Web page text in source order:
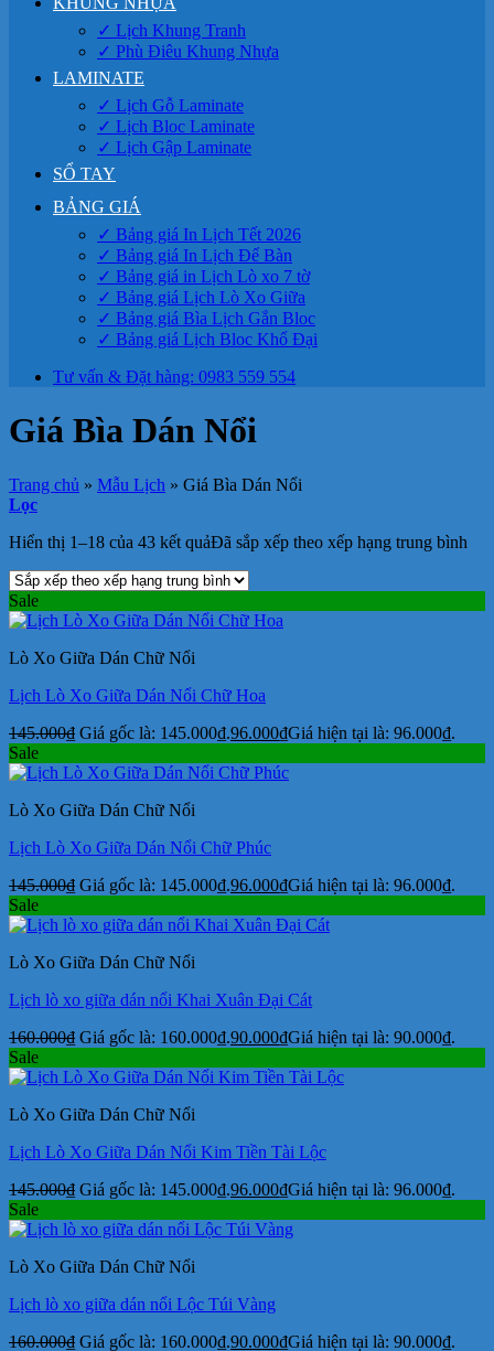
✓ Lịch Khung Tranh
✓ Phù Điêu Khung Nhựa
LAMINATE
✓ Lịch Gỗ Laminate
✓ Lịch Bloc Laminate
✓ Lịch Gập Laminate
SỔ TAY
BẢNG GIÁ
✓ Bảng giá In Lịch Tết 2026
✓ Bảng giá In Lịch Để Bàn
✓ Bảng giá in Lịch Lò xo 7 tờ
✓ Bảng giá Lịch Lò Xo Giữa
✓ Bảng giá Bìa Lịch Gắn Bloc
✓ Bảng giá Lịch Bloc Khổ Đại
Tư vấn & Đặt hàng: 0983 559 554
Giá Bìa Dán Nổi
Trang chủ » Mẫu Lịch » Giá Bìa Dán Nổi
Lọc
Hiển thị 1–18 của 43 kết quảĐã sắp xếp theo xếp hạng trung bình
Sale
Lò Xo Giữa Dán Chữ Nổi
Lịch Lò Xo Giữa Dán Nổi Chữ Hoa
145.000₫ Giá gốc là: 145.000₫.96.000₫Giá hiện tại là: 96.000₫.
Sale
Lò Xo Giữa Dán Chữ Nổi
Lịch Lò Xo Giữa Dán Nổi Chữ Phúc
145.000₫ Giá gốc là: 145.000₫.96.000₫Giá hiện tại là: 96.000₫.
Sale
Lò Xo Giữa Dán Chữ Nổi
Lịch lò xo giữa dán nổi Khai Xuân Đại Cát
160.000₫ Giá gốc là: 160.000₫.90.000₫Giá hiện tại là: 90.000₫.
Sale
Lò Xo Giữa Dán Chữ Nổi
Lịch Lò Xo Giữa Dán Nổi Kim Tiền Tài Lộc
145.000₫ Giá gốc là: 145.000₫.96.000₫Giá hiện tại là: 96.000₫.
Sale
Lò Xo Giữa Dán Chữ Nổi
Lịch lò xo giữa dán nổi Lộc Túi Vàng
160.000₫ Giá gốc là: 160.000₫.90.000₫Giá hiện tại là: 90.000₫.